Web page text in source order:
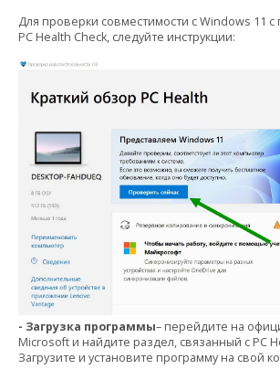
Для проверки совместимости с Windows 11
PC Health Check, следуйте инструкции:
- Загрузка программы– перейдите на
Microsoft и найдите раздел, связанный с PC
Загрузите и установите программу на свой